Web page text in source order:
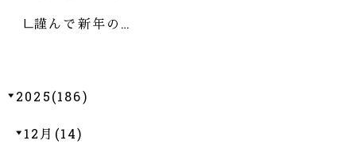
謹んで新年の…
2025(186)
12月(14)